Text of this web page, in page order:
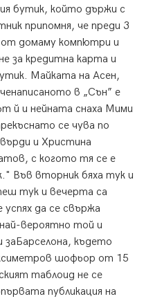
бутик, който държи с
припомня, че преди 3
от домаму компютри и
за кредитна карта и
Майката на Асен,
в „Сън” е
й и нейната снаха Мими
се чува по
и Христина
с когото тя се е
Във вторник бяха тук и
тук и вечерта са
да се свържа
вероятно той и
заБарселона, където
шофьор от 15
таблоид не се
публикация на